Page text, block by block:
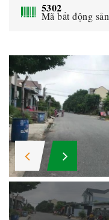
5302
Mã bất động sản